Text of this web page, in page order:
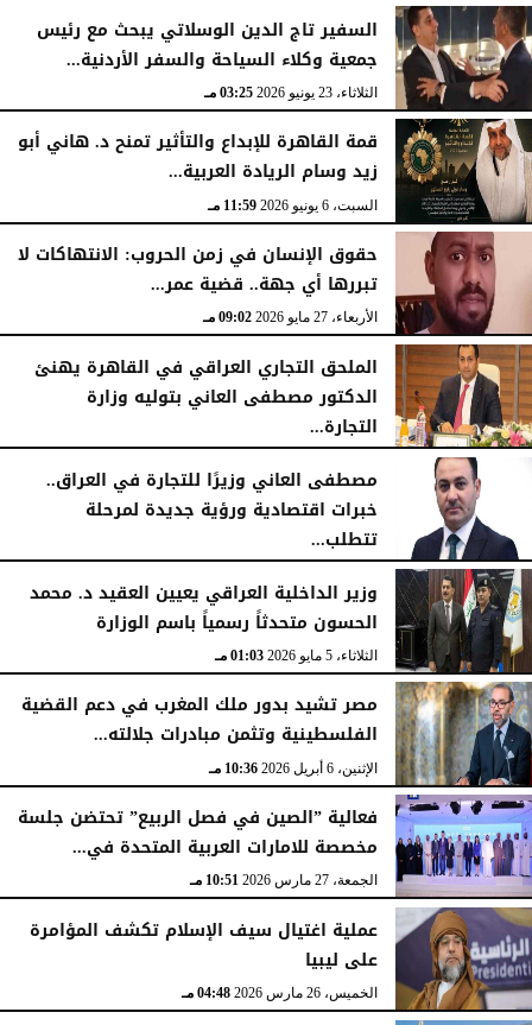
الثلاثاء، 23 يونيو 2026 03:33 مـ
السفير تاج الدين الوسلاتي يبحث مع رئيس
جمعية وكلاء السياحة والسفر الأردنية...
الثلاثاء، 23 يونيو 2026 03:25 مـ
قمة القاهرة للإبداع والتأثير تمنح د. هاني أبو
زيد وسام الريادة العربية...
السبت، 6 يونيو 2026 11:59 مـ
حقوق الإنسان في زمن الحروب: الانتهاكات لا
تبررها أي جهة.. قضية عمر...
الأربعاء، 27 مايو 2026 09:02 مـ
الملحق التجاري العراقي في القاهرة يهنئ
الدكتور مصطفى العاني بتوليه وزارة
التجارة...
الجمعة، 15 مايو 2026
مصطفى العاني وزيرًا للتجارة في العراق..
خبرات اقتصادية ورؤية جديدة لمرحلة
تتطلب...
الجمعة، 15 مايو 2026 06:21 مـ
وزير الداخلية العراقي يعيين العقيد د. محمد
الحسون متحدثاً رسمياً باسم الوزارة
الثلاثاء، 5 مايو 2026 01:03 مـ
مصر تشيد بدور ملك المغرب في دعم القضية
الفلسطينية وتثمن مبادرات جلالته...
الإثنين، 6 أبريل 2026 10:36 مـ
فعالية ”الصين في فصل الربيع” تحتضن جلسة
مخصصة للامارات العربية المتحدة في...
الجمعة، 27 مارس 2026 10:51 مـ
عملية اغتيال سيف الإسلام تكشف المؤامرة
على ليبيا
الخميس، 26 مارس 2026 04:48 مـ